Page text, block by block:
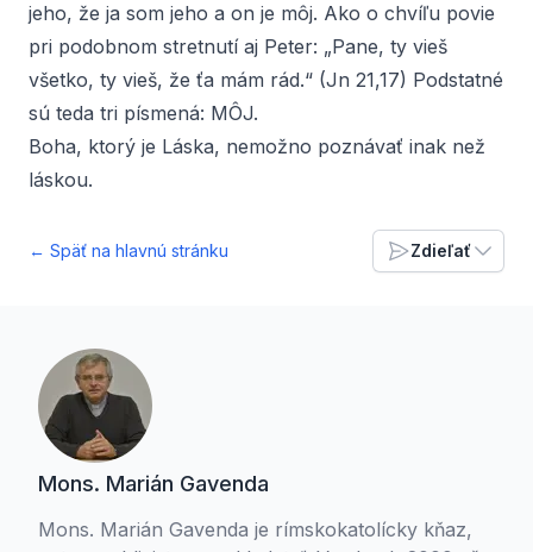
jeho, že ja som jeho a on je môj. Ako o chvíľu povie
pri podobnom stretnutí aj Peter: „Pane, ty vieš
všetko, ty vieš, že ťa mám rád.“ (Jn 21,17) Podstatné
sú teda tri písmená: MÔJ.
Boha, ktorý je Láska, nemožno poznávať inak než
láskou.
← Späť na hlavnú stránku Zdieľať
Mons. Marián Gavenda
Mons. Marián Gavenda je rímskokatolícky kňaz,